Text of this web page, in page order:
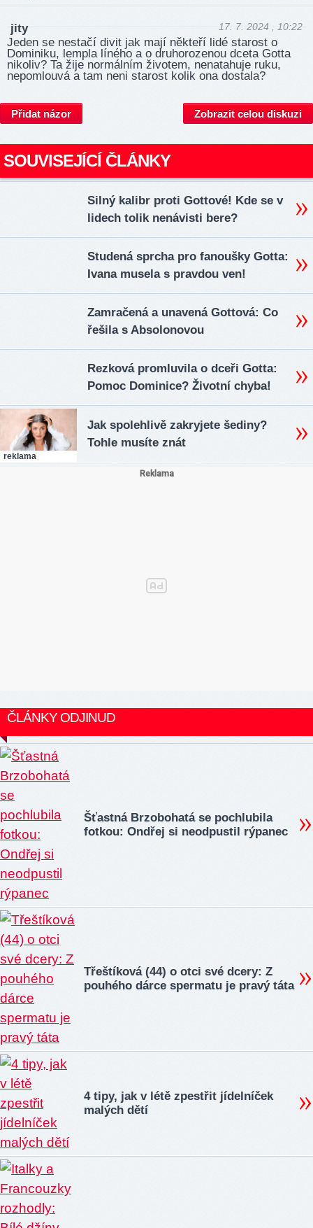
jity 17. 7. 2024 , 10:22
Jeden se nestačí divit jak mají někteří lidé starost o
Dominiku, lempla líného a o druhorozenou dceta Gotta
nikoliv? Ta žije normálním životem, nenatahuje ruku,
nepomlouvá a tam neni starost kolik ona dostala?
Přidat názor Zobrazit celou diskuzi
SOUVISEJÍCÍ ČLÁNKY
Silný kalibr proti Gottové! Kde se v
lidech tolik nenávisti bere?
Studená sprcha pro fanoušky Gotta:
Ivana musela s pravdou ven!
Zamračená a unavená Gottová: Co
řešila s Absolonovou
Rezková promluvila o dceři Gotta:
Pomoc Dominice? Životní chyba!
reklama
Jak spolehlivě zakryjete šediny?
Tohle musíte znát
ČLÁNKY ODJINUD
Šťastná Brzobohatá se pochlubila
fotkou: Ondřej si neodpustil rýpanec
Třeštíková (44) o otci své dcery: Z
pouhého dárce spermatu je pravý táta
4 tipy, jak v létě zpestřit jídelníček
malých dětí